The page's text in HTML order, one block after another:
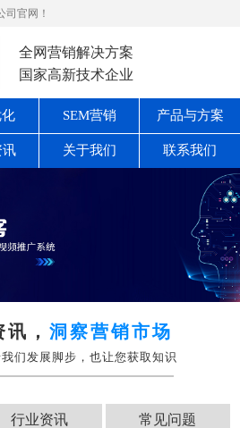
司官网！
全网营销解决方案
国家高新技术企业
化 SEM营销 产品与方案
讯 关于我们 联系我们
讯，洞察营销市场
们发展脚步，也让您获取知识
行业资讯 常见问题